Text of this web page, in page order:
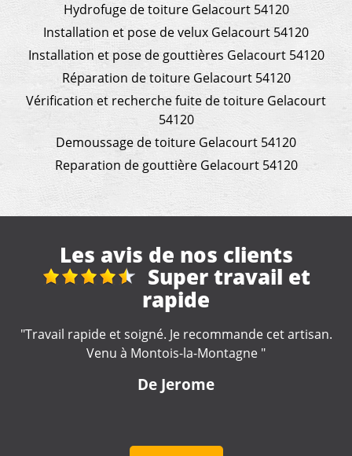
Hydrofuge de toiture Gelacourt 54120
Installation et pose de velux Gelacourt 54120
Installation et pose de gouttières Gelacourt 54120
Réparation de toiture Gelacourt 54120
Vérification et recherche fuite de toiture Gelacourt
54120
Demoussage de toiture Gelacourt 54120
Reparation de gouttière Gelacourt 54120
Les avis de nos clients
travaux de toiture et
démoussage
"Des conseils pertinents, un métier manifestement bien
appris. Un tarif convenable et une intervention rapide.